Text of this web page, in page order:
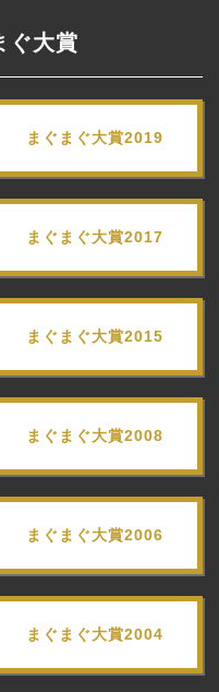
ぐ大賞
まぐまぐ大賞2019
まぐまぐ大賞2017
まぐまぐ大賞2015
まぐまぐ大賞2008
まぐまぐ大賞2006
まぐまぐ大賞2004